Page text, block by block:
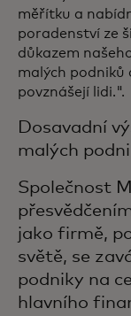
měřítku a
poradenství ze
důkazem
malých podniků
povznášejí lidi.".
Dosavadní
malých
Společnost
jako firmě,
světě, se
podniky na
hlavního